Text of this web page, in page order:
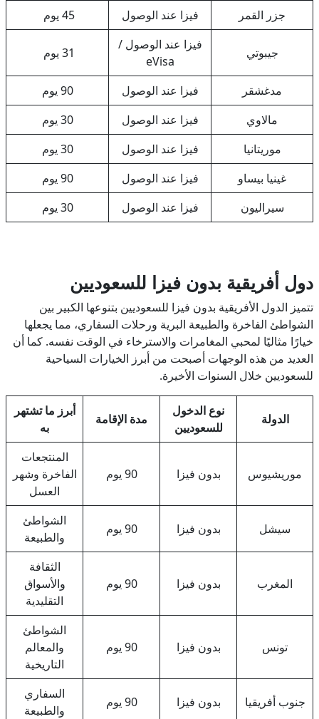
جزر القمر
فيزا عند الوصول 45 يوم
جيبوتي
فيزا عند الوصول /
eVisa
31 يوم
مدغشقر فيزا عند الوصول
90 يوم
مالاوي
فيزا عند الوصول
30 يوم
موريتانيا
فيزا عند الوصول
30 يوم
غينيا بيساو
فيزا عند الوصول
90 يوم
سيراليون
فيزا عند الوصول 30 يوم
دول أفريقية بدون فيزا للسعوديين
تتميز الدول الأفريقية بدون فيزا للسعوديين بتنوعها الكبير بين
الشواطئ الفاخرة والطبيعة البرية ورحلات السفاري، مما يجعلها
خيارًا مثاليًا لمحبي المغامرات والاسترخاء في الوقت نفسه. كما أن
العديد من هذه الوجهات أصبحت من أبرز الخيارات السياحية
للسعوديين خلال السنوات الأخيرة.
الدولة
نوع الدخول
للسعوديين
مدة الإقامة
أبرز ما تشتهر
به
موريشيوس بدون فيزا 90 يوم
المنتجعات
الفاخرة وشهر
العسل
سيشل بدون فيزا 90 يوم
الشواطئ
والطبيعة
المغرب بدون فيزا 90 يوم
الثقافة
والأسواق
التقليدية
تونس بدون فيزا 90 يوم
الشواطئ
والمعالم
التاريخية
جنوب أفريقيا بدون فيزا 90 يوم
السفاري
والطبيعة